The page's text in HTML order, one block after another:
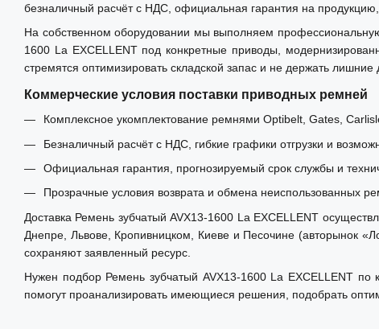
безналичный расчёт с НДС, официальная гарантия на
На собственном оборудовании мы выполняем
1600 La EXCELLENT под конкретные приводы,
стремятся оптимизировать складской запас и не держать лишние
Коммерческие условия поставки приводных ремней
Комплексное укомплектование ремнями Optibelt, Gates,
Безналичный расчёт с НДС, гибкие графики отгрузки и
Официальная гарантия, прогнозируемый срок службы и
Прозрачные условия возврата и обмена неиспользованных
Доставка Ремень зубчатый AVX13-1600 La EXCELLENT
Днепре, Львове, Кропивницком, Киеве и Песочине (авторынок
сохраняют заявленный ресурс.
Нужен подбор Ремень зубчатый AVX13-1600 La EXCELLENT
помогут проанализировать имеющиеся решения, подобрать